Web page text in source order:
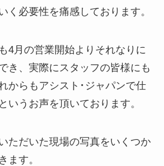
く必要性を痛感しております。
4月の営業開始よりそれなりに
き、実際にスタッフの皆様にも
からもアシスト･ジャパンで仕
いうお声を頂いております。
ただいた現場の写真をいくつか
ます。